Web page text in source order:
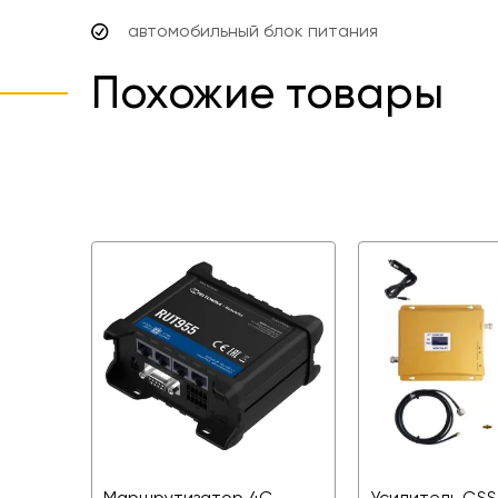
автомобильный блок питания
Похожие товары